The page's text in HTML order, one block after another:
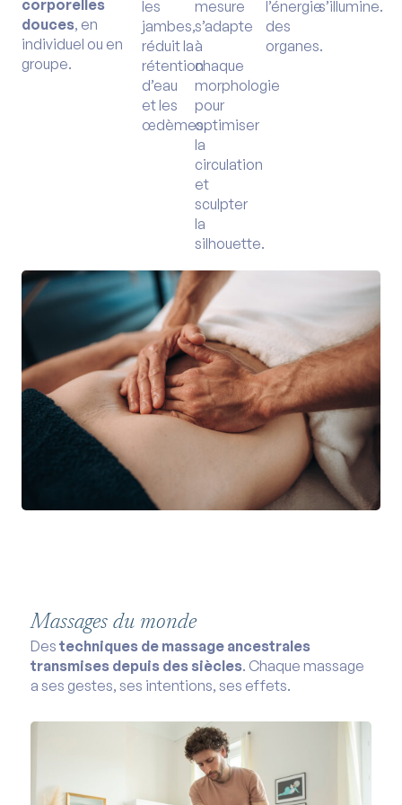
corporelles
douces, en
individuel ou en
groupe.
les
jambes,
réduit la
rétention
d’eau
et les
œdèmes.
mesure
s’adapte
à
chaque
morphologie
pour
optimiser
la
circulation
et
sculpter
la
silhouette.
l’énergie
des
organes.
s’illumine.
Massages du monde
Des techniques de massage ancestrales
transmises depuis des siècles. Chaque massage
a ses gestes, ses intentions, ses effets.